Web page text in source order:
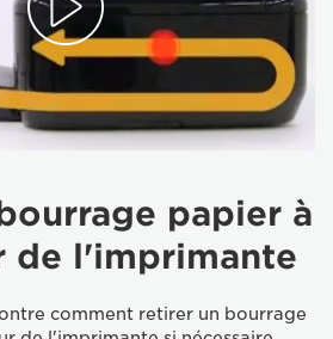
papier à
de l'imprimante
comment retirer un bourrage